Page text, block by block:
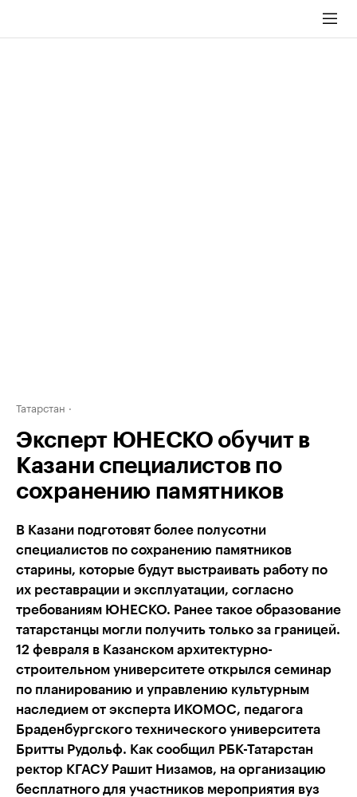
Татарстан
Эксперт ЮНЕСКО обучит в
Казани специалистов по
сохранению памятников
В Казани подготовят более полусотни
специалистов по сохранению памятников
старины, которые будут выстраивать работу по
их реставрации и эксплуатации, согласно
требованиям ЮНЕСКО. Ранее такое образование
татарстанцы могли получить только за границей.
12 февраля в Казанском архитектурно-
строительном университете открылся семинар
по планированию и управлению культурным
наследием от эксперта ИКОМОС, педагога
Браденбургского технического университета
Бритты Рудольф. Как сообщил РБК-Татарстан
ректор КГАСУ Рашит Низамов, на организацию
бесплатного для участников мероприятия вуз